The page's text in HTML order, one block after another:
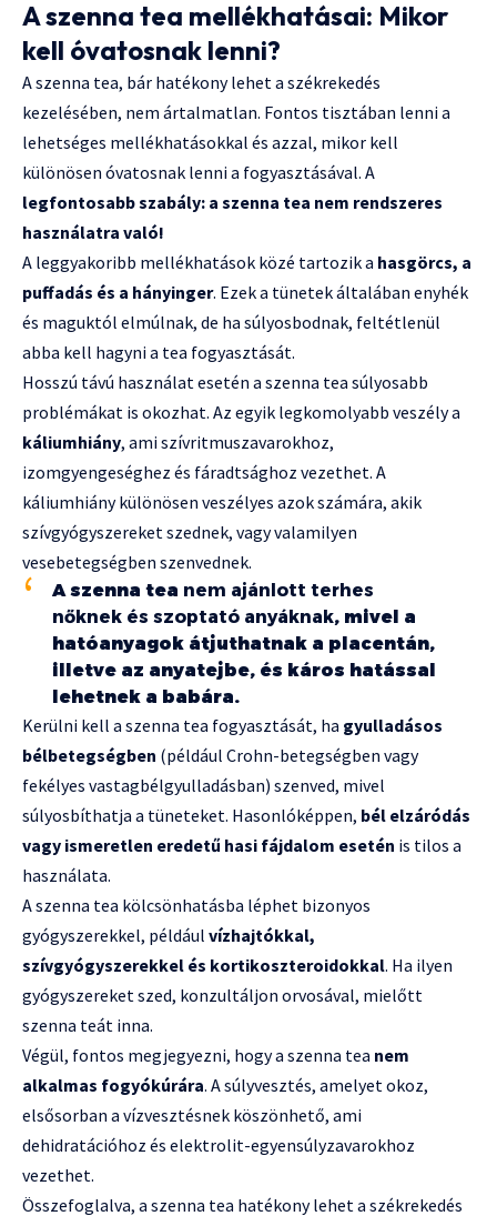
A szenna tea mellékhatásai: Mikor
kell óvatosnak lenni?
A szenna tea, bár hatékony lehet a székrekedés
kezelésében, nem ártalmatlan. Fontos tisztában lenni a
lehetséges mellékhatásokkal és azzal, mikor kell
különösen óvatosnak lenni a fogyasztásával. A
legfontosabb szabály: a szenna tea nem rendszeres
használatra való!
A leggyakoribb mellékhatások közé tartozik a hasgörcs, a
puffadás és a hányinger. Ezek a tünetek általában enyhék
és maguktól elmúlnak, de ha súlyosbodnak, feltétlenül
abba kell hagyni a tea fogyasztását.
Hosszú távú használat esetén a szenna tea súlyosabb
problémákat is okozhat. Az egyik legkomolyabb veszély a
káliumhiány, ami szívritmuszavarokhoz,
izomgyengeséghez és fáradtsághoz vezethet. A
káliumhiány különösen veszélyes azok számára, akik
szívgyógyszereket szednek, vagy valamilyen
vesebetegségben szenvednek.
A szenna tea nem ajánlott terhes
nőknek és szoptató anyáknak, mivel a
hatóanyagok átjuthatnak a placentán,
illetve az anyatejbe, és káros hatással
lehetnek a babára.
Kerülni kell a szenna tea fogyasztását, ha gyulladásos
bélbetegségben (például Crohn-betegségben vagy
fekélyes vastagbélgyulladásban) szenved, mivel
súlyosbíthatja a tüneteket. Hasonlóképpen, bél elzáródás
vagy ismeretlen eredetű hasi fájdalom esetén is tilos a
használata.
A szenna tea kölcsönhatásba léphet bizonyos
gyógyszerekkel, például vízhajtókkal,
szívgyógyszerekkel és kortikoszteroidokkal. Ha ilyen
gyógyszereket szed, konzultáljon orvosával, mielőtt
szenna teát inna.
Végül, fontos megjegyezni, hogy a szenna tea nem
alkalmas fogyókúrára. A súlyvesztés, amelyet okoz,
elsősorban a vízvesztésnek köszönhető, ami
dehidratációhoz és elektrolit-egyensúlyzavarokhoz
vezethet.
Összefoglalva, a szenna tea hatékony lehet a székrekedés